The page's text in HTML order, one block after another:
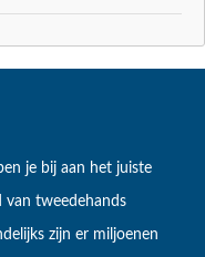
je bij aan het juiste
van tweedehands
zijn er miljoenen